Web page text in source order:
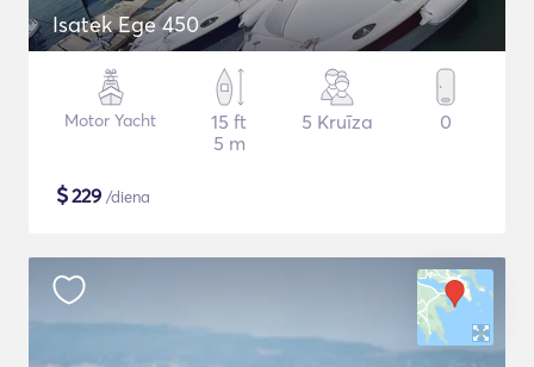
Isatek Ege 450
Motor Yacht
15 ft
5 m
5 Kruīza 0
$229 /diena